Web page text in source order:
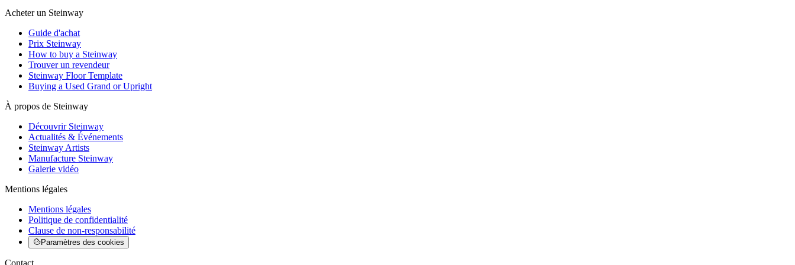
Acheter un Steinway
Guide d'achat
Prix Steinway
How to buy a Steinway
Trouver un revendeur
Steinway Floor Template
Buying a Used Grand or Upright
À propos de Steinway
Découvrir Steinway
Actualités & Événements
Steinway Artists
Manufacture Steinway
Galerie vidéo
Mentions légales
Mentions légales
Politique de confidentialité
Clause de non-responsabilité
Paramètres des cookies
Contact